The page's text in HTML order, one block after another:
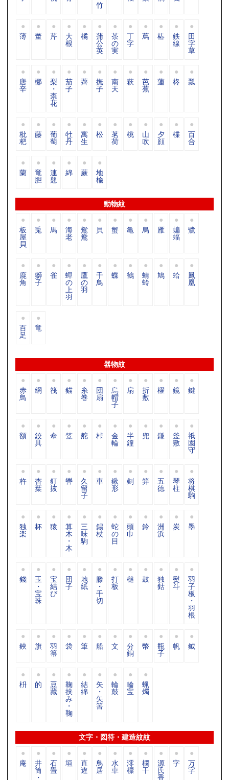
竹
薄 董 芹 大
根
橘 蒲
公
英
茶
の
実
丁
字
蔦 椿 鉄
線
田
字
草
唐
辛
梛 梨
・
柰
花
茄
子
薺 撫
子
南
天
萩 芭
蕉
蓮 柊 瓢
枇
杷
藤 葡
萄
牡
丹
寓
生
松 茗
荷
桃 山
吹
夕
顔
楪 百
合
蘭 竜
胆
連
翹
綿 蕨 地
楡
動物紋
板
屋
貝
兎 馬 海
老
鴛
鴦
貝 蟹 亀 烏 雁 蝙
蝠
鷺
鹿
角
獅
子
雀 蟬
の
上
羽
鷹
の
羽
千
鳥
蝶 鶴 蜻
蛉
鳩 蛤 鳳
凰
百
足
竜
器物紋
赤
鳥
網 筏 錨 糸
巻
団
扇
烏
帽
子
扇 折
敷
櫂 鏡 鍵
額 鉸
具
傘 笠 舵 桛 金
輪
半
鐘
兜 鎌 釜
敷
祇
園
守
杵 杏
葉
釘
抜
轡 久
留
子
車 鍬
形
剣 笄 五
德
琴
柱
将
棋
駒
独
楽
杯 猿 算
木
・
木
三
味
駒
錫
杖
蛇
の
目
頭
巾
鈴 洲
浜
炭 墨
錢 玉
・
宝
珠
宝
結
び
団
子
地
紙
滕
・
千
切
打
板
槌 鼓 独
鈷
熨
斗
羽
子
板
・
羽
根
鋏 旗 羽
箒
袋 筆 船 文 分
銅
幣 瓶
子
帆 鉞
枡 的 豆
藏
鞠
挟
み
・
鞠
結
綿
矢
・
矢
筈
輪
鼓
輪
宝
蝋
燭
文字・図符・建造紋紋
庵 井
筒
・
石
畳
垣 直
違
鳥
居
水
車
澪
標
欄
干
源
氏
香
字 万
字